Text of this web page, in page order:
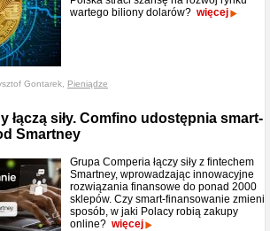
wartego biliony dolarów? więcej
Gontarek, Pieniądze
łączą siły. Comfino udostępnia smart-
Smartney
Grupa Comperia łączy siły z fintechem
Smartney, wprowadzając innowacyjne
rozwiązania finansowe do ponad 2000
sklepów. Czy smart-finansowanie zmieni
sposób, w jaki Polacy robią zakupy
online? więcej